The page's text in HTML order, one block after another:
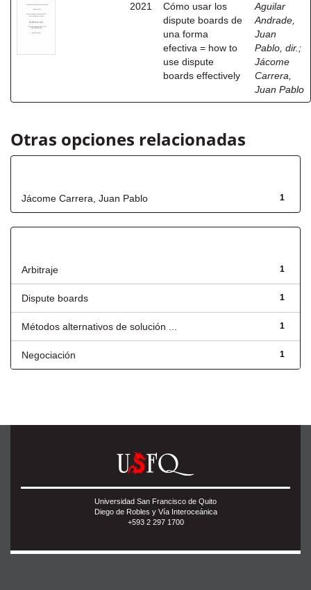
2021
Cómo usar los
dispute boards de
una forma
efectiva = how to
use dispute
boards effectively
Aguilar
Andrade,
Juan
Pablo, dir. ;
Jácome
Carrera,
Juan Pablo
Otras opciones relacionadas
1
Jácome Carrera, Juan Pablo
1
Arbitraje
1
Dispute boards
1
Métodos alternativos de solución ...
1
Negociación
Universidad San Francisco de Quito
Diego de Robles y Vía Interoceánica
+593 2 297 1700